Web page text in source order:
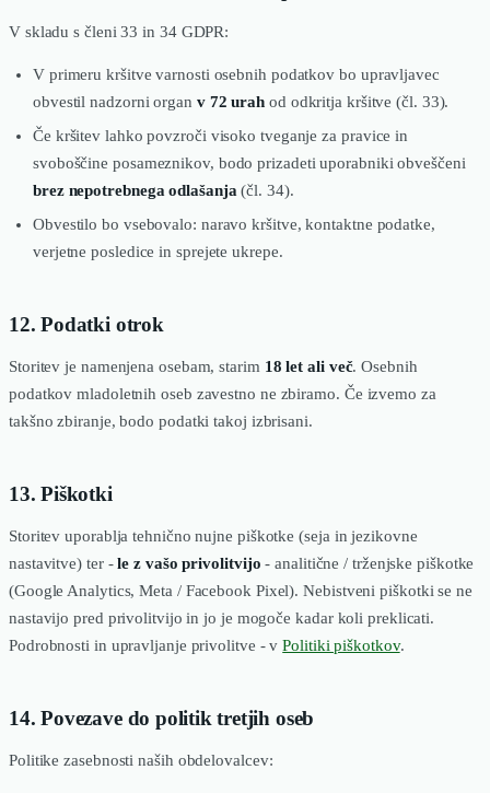
V skladu s členi 33 in 34 GDPR:
V primeru kršitve varnosti osebnih podatkov bo upravljavec
obvestil nadzorni organ v 72 urah od odkritja kršitve (čl. 33).
Če kršitev lahko povzroči visoko tveganje za pravice in
svoboščine posameznikov, bodo prizadeti uporabniki obveščeni
brez nepotrebnega odlašanja (čl. 34).
Obvestilo bo vsebovalo: naravo kršitve, kontaktne podatke,
verjetne posledice in sprejete ukrepe.
12. Podatki otrok
Storitev je namenjena osebam, starim 18 let ali več. Osebnih
podatkov mladoletnih oseb zavestno ne zbiramo. Če izvemo za
takšno zbiranje, bodo podatki takoj izbrisani.
13. Piškotki
Storitev uporablja tehnično nujne piškotke (seja in jezikovne
nastavitve) ter -le z vašo privolitvijo - analitične / trženjske piškotke
(Google Analytics, Meta / Facebook Pixel). Nebistveni piškotki se ne
nastavijo pred privolitvijo in jo je mogoče kadar koli preklicati.
Podrobnosti in upravljanje privolitve - v Politiki piškotkov.
14. Povezave do politik tretjih oseb
Politike zasebnosti naših obdelovalcev: